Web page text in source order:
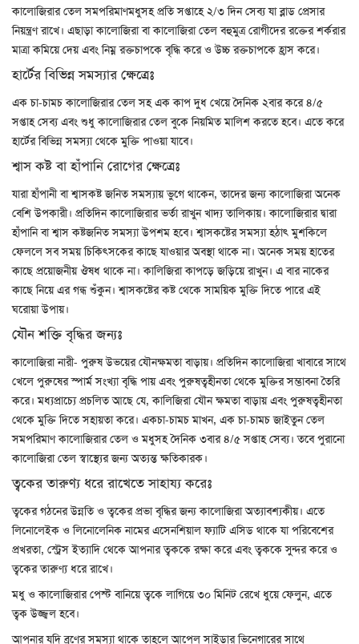
কালোজিরার তেল সমপরিমাণমধুসহ প্রতি সপ্তাহে ২/৩ দিন সেব্য যা ব্লাড প্রেসার
নিয়ন্ত্রণ রাখে। এছাড়া কালোজিরা বা কালোজিরা তেল বহুমুত্র রোগীদের রক্তের শর্করার
মাত্রা কমিয়ে দেয় এবং নিম্ন রক্তচাপকে বৃদ্ধি করে ও উচ্চ রক্তচাপকে হ্রাস করে।
হার্টের বিভিন্ন সমস্যার ক্ষেত্রেঃ
এক চা-চামচ কালোজিরার তেল সহ এক কাপ দুধ খেয়ে দৈনিক ২বার করে ৪/৫
সপ্তাহ সেব্য এবং শুধু কালোজিরার তেল বুকে নিয়মিত মালিশ করতে হবে। এতে করে
হার্টের বিভিন্ন সমস্যা থেকে মুক্তি পাওয়া যাবে।
শ্বাস কষ্ট বা হাঁপানি রোগের ক্ষেত্রেঃ
যারা হাঁপানী বা শ্বাসকষ্ট জনিত সমস্যায় ভুগে থাকেন, তাদের জন্য কালোজিরা অনেক
বেশি উপকারী। প্রতিদিন কালোজিরার ভর্তা রাখুন খাদ্য তালিকায়। কালোজিরার দ্বারা
হাঁপানি বা শ্বাস কষ্টজনিত সমস্যা উপশম হবে। শ্বাসকষ্টের সমস্যা হঠাৎ মুশকিলে
ফেললে সব সময় চিকিৎসকের কাছে যাওয়ার অবস্থা থাকে না। অনেক সময় হাতের
কাছে প্রয়োজনীয় ঔষধ থাকে না। কালিজিরা কাপড়ে জড়িয়ে রাখুন। এ বার নাকের
কাছে নিয়ে এর গন্ধ শুঁকুন। শ্বাসকষ্টের কষ্ট থেকে সাময়িক মুক্তি দিতে পারে এই
ঘরোয়া উপায়।
যৌন শক্তি বৃদ্ধির জন্যঃ
কালোজিরা নারী- পুরুষ উভয়ের যৌনক্ষমতা বাড়ায়। প্রতিদিন কালোজিরা খাবারে সাথে
খেলে পুরুষের স্পার্ম সংখ্যা বৃদ্ধি পায় এবং পুরুষত্বহীনতা থেকে মুক্তির সম্ভাবনা তৈরি
করে। মধ্যপ্রাচ্যে প্রচলিত আছে যে, কালিজিরা যৌন ক্ষমতা বাড়ায় এবং পুরুষত্বহীনতা
থেকে মুক্তি দিতে সহায়তা করে। একচা-চামচ মাখন, এক চা-চামচ জাইতুন তেল
সমপরিমাণ কালোজিরার তেল ও মধুসহ দৈনিক ৩বার ৪/৫ সপ্তাহ সেব্য। তবে পুরানো
কালোজিরা তেল স্বাস্থ্যের জন্য অত্যন্ত ক্ষতিকারক।
ত্বকের তারুণ্য ধরে রাখেতে সাহায্য করেঃ
ত্বকের গঠনের উন্নতি ও ত্বকের প্রভা বৃদ্ধির জন্য কালোজিরা অত্যাবশ্যকীয়। এতে
লিনোলেইক ও লিনোলেনিক নামের এসেনশিয়াল ফ্যাটি এসিড থাকে যা পরিবেশের
প্রখরতা, স্ট্রেস ইত্যাদি থেকে আপনার ত্বককে রক্ষা করে এবং ত্বককে সুন্দর করে ও
ত্বকের তারুণ্য ধরে রাখে।
মধু ও কালোজিরার পেস্ট বানিয়ে ত্বকে লাগিয়ে ৩০ মিনিট রেখে ধুয়ে ফেলুন, এতে
ত্বক উজ্জ্বল হবে।
আপনার যদি ব্রণের সমস্যা থাকে তাহলে আপেল সাইডার ভিনেগারের সাথে